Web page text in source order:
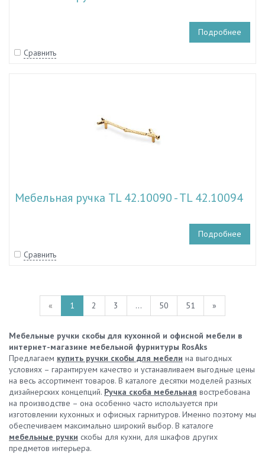
Подробнее
Сравнить
Мебельная ручка TL 42.10090 - TL 42.10094
Подробнее
Сравнить
« 1 2 3 ... 50 51 »
Мебельные ручки скобы для кухонной и офисной мебели в
интернет-магазине мебельной фурнитуры RosAks
Предлагаем купить ручки скобы для мебели на выгодных
условиях – гарантируем качество и устанавливаем выгодные цены
на весь ассортимент товаров. В каталоге десятки моделей разных
дизайнерских концепций. Ручка скоба мебельная востребована
на производстве – она особенно часто используется при
изготовлении кухонных и офисных гарнитуров. Именно поэтому мы
обеспечиваем максимально широкий выбор. В каталоге
мебельные ручки скобы для кухни, для шкафов других
предметов интерьера.